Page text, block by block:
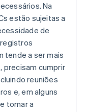
Na
estão sujeitas a
de
tende a ser mais
precisam cumprir
reuniões
e, em alguns
tornar a